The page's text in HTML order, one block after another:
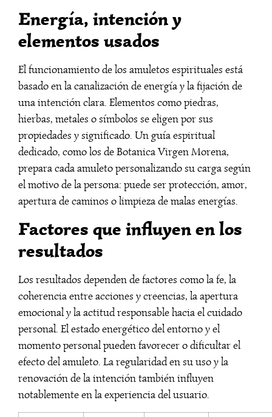
Energía, intención y
elementos usados
El funcionamiento de los amuletos espirituales está
basado en la canalización de energía y la fijación de
una intención clara. Elementos como piedras,
hierbas, metales o símbolos se eligen por sus
propiedades y significado. Un guía espiritual
dedicado, como los de Botanica Virgen Morena,
prepara cada amuleto personalizando su carga según
el motivo de la persona: puede ser protección, amor,
apertura de caminos o limpieza de malas energías.
Factores que influyen en los
resultados
Los resultados dependen de factores como la fe, la
coherencia entre acciones y creencias, la apertura
emocional y la actitud responsable hacia el cuidado
personal. El estado energético del entorno y el
momento personal pueden favorecer o dificultar el
efecto del amuleto. La regularidad en su uso y la
renovación de la intención también influyen
notablemente en la experiencia del usuario.